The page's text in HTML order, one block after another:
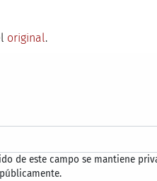
original.
de este campo se mantiene